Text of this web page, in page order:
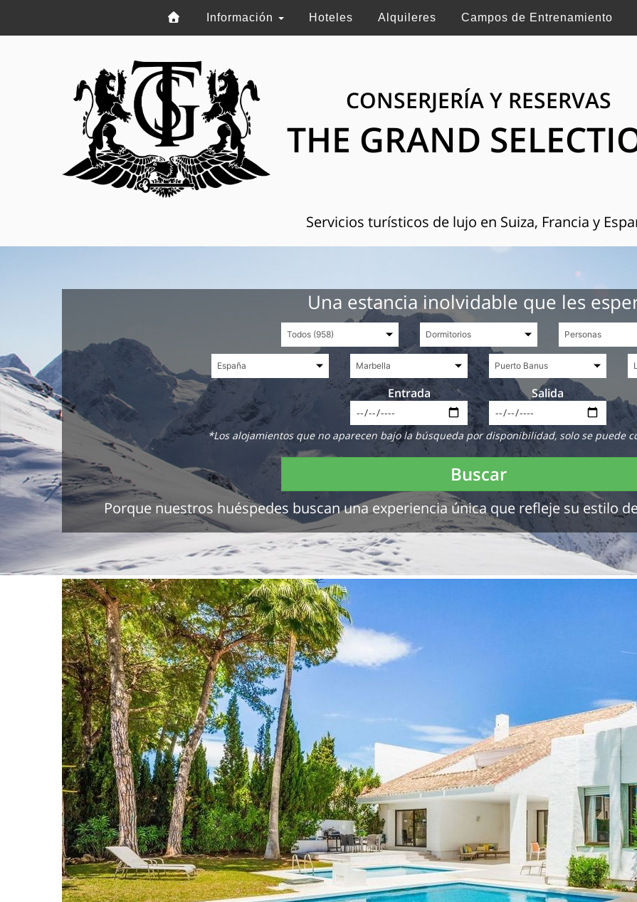
Información Hoteles Alquileres Campos de Entrenamiento
CONSERJERÍA Y RESERVAS
THE GRAND
Servicios turísticos de lujo en Suiza, Francia y
Una estancia inolvidable que les
Entrada Salida
*Los alojamientos que no aparecen bajo la búsqueda por disponibilidad, solo se puede
Buscar
Porque nuestros huéspedes buscan una experiencia única que refleje su estilo